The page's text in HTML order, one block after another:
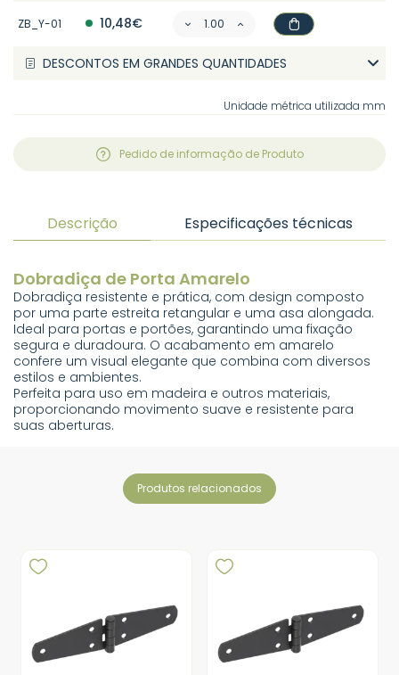
ZB_Y-01 10,48€
DESCONTOS EM GRANDES QUANTIDADES
Unidade métrica utilizada mm
Pedido de informação de Produto
Descrição Especificações técnicas
Dobradiça de Porta Amarelo
Dobradiça resistente e prática, com design composto
por uma parte estreita retangular e uma asa alongada.
Ideal para portas e portões, garantindo uma fixação
segura e duradoura. O acabamento em amarelo
confere um visual elegante que combina com diversos
estilos e ambientes.
Perfeita para uso em madeira e outros materiais,
proporcionando movimento suave e resistente para
suas aberturas.
produtos relacionados